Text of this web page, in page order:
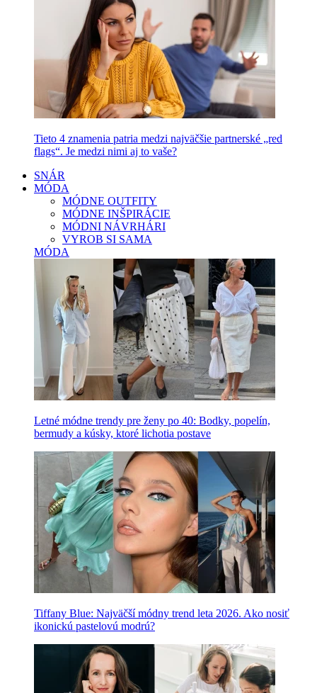
Tieto 4 znamenia patria medzi najväčšie partnerské „red
flags“. Je medzi nimi aj to vaše?
SNÁR
MÓDA
MÓDNE OUTFITY
MÓDNE INŠPIRÁCIE
MÓDNI NÁVRHÁRI
VYROB SI SAMA
MÓDA
Letné módne trendy pre ženy po 40: Bodky, popelín,
bermudy a kúsky, ktoré lichotia postave
Tiffany Blue: Najväčší módny trend leta 2026. Ako nosiť
ikonickú pastelovú modrú?